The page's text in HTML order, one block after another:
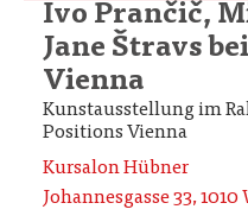
Ivo Prančič,
Jane Štravs
Vienna
Kunstausstellung im
Positions Vienna
Kursalon Hübner
Johannesgasse 33, 1010